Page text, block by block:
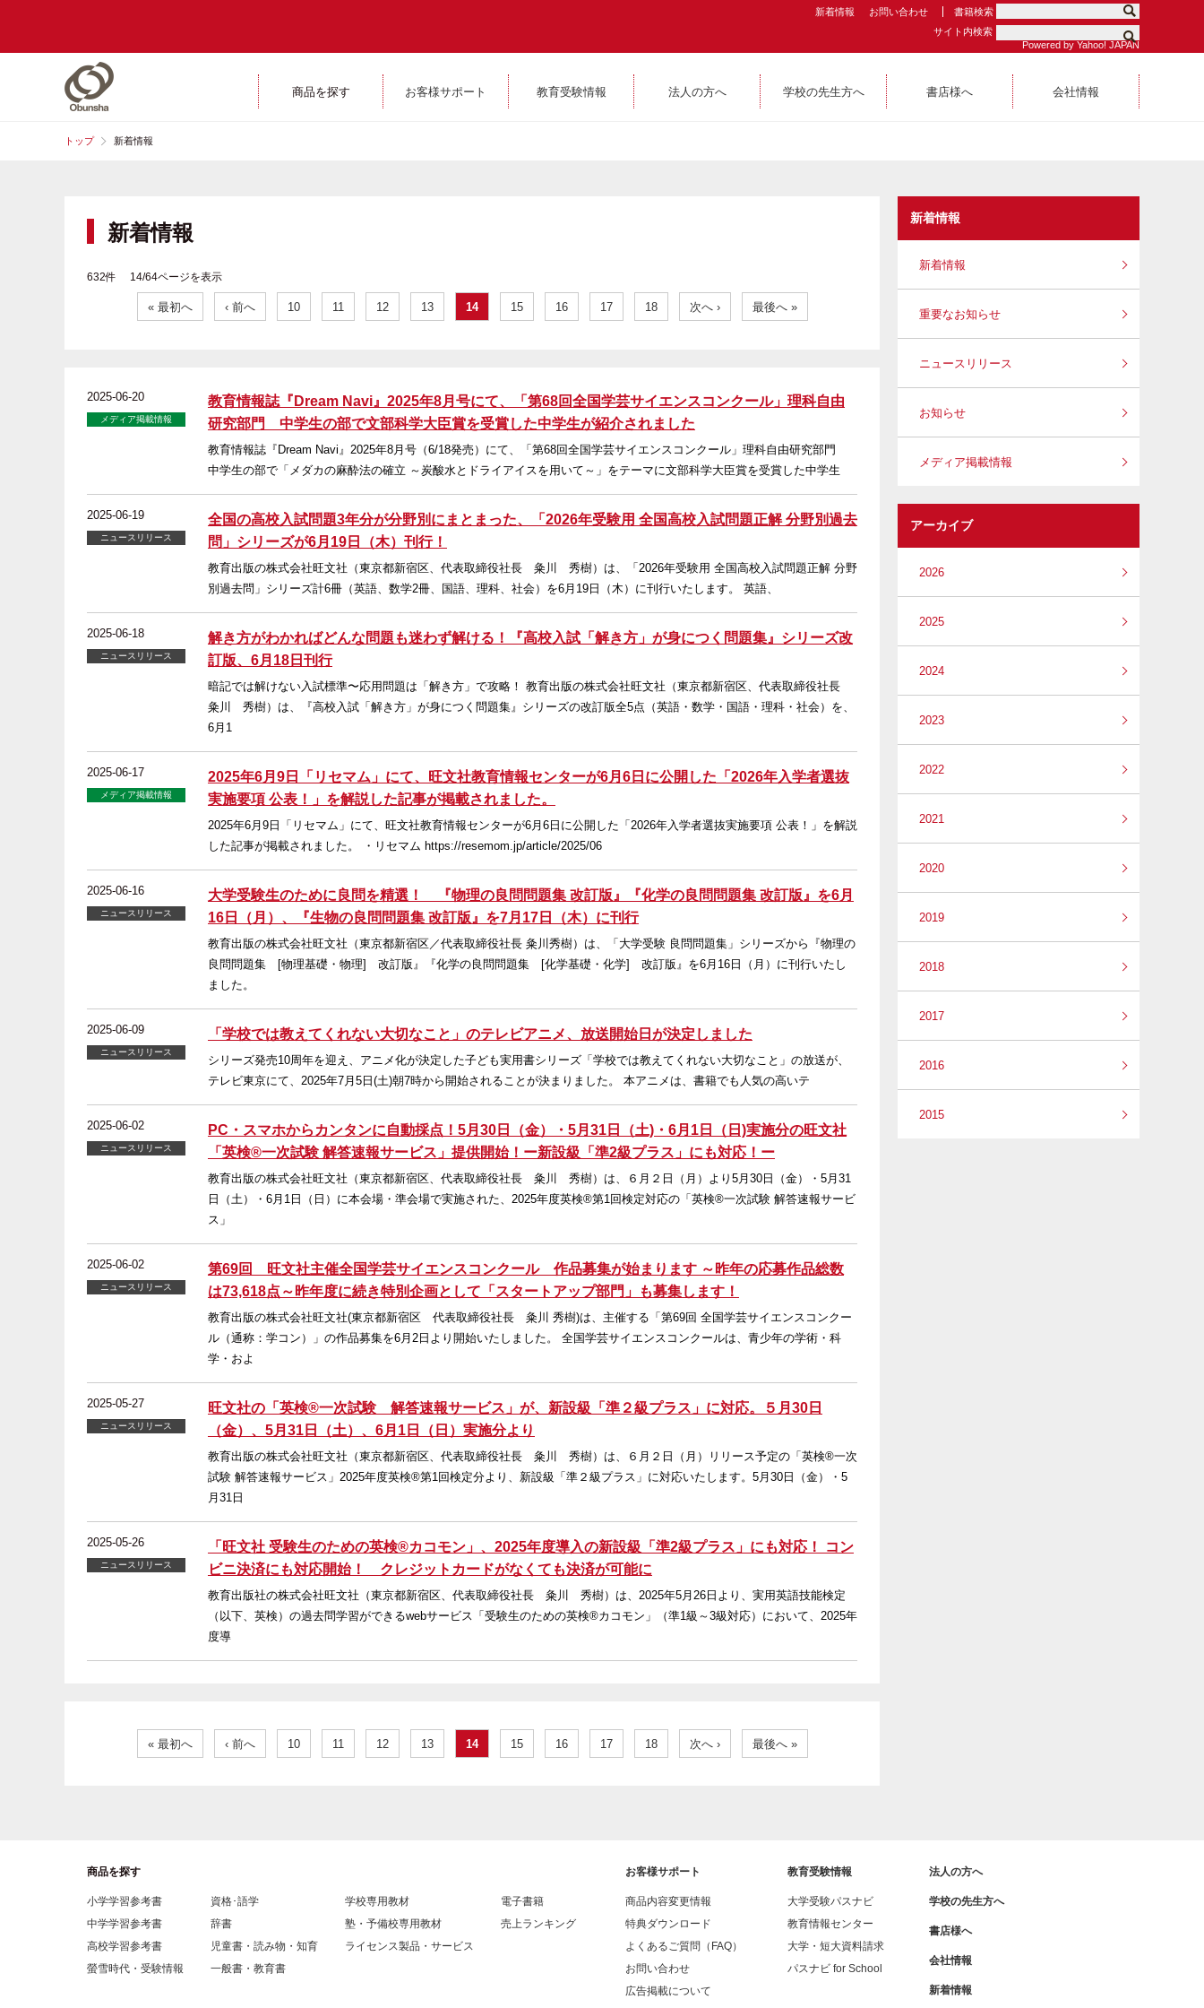
新着情報 お問い合わせ
書籍検索
サイト内検索
Powered by Yahoo! JAPAN
商品を探す お客様サポート 教育受験情報 法人の方へ 学校の先生方へ 書店様へ 会社情報
トップ 新着情報
新着情報
632件 14/64ページを表示
« 最初へ ‹ 前へ 10 11 12 13 14 15 16 17 18 次へ › 最後へ »
2025-06-20
メディア掲載情報
教育情報誌『Dream Navi』2025年8月号にて、「第68回全国学芸サイエンスコンクール」理科自由
研究部門 中学生の部で文部科学大臣賞を受賞した中学生が紹介されました
教育情報誌『Dream Navi』2025年8月号（6/18発売）にて、「第68回全国学芸サイエンスコンクール」理科自由研究部門
中学生の部で「メダカの麻酔法の確立 ～炭酸水とドライアイスを用いて～」をテーマに文部科学大臣賞を受賞した中学生
2025-06-19
ニュースリリース
全国の高校入試問題3年分が分野別にまとまった、「2026年受験用 全国高校入試問題正解 分野別過去
問」シリーズが6月19日（木）刊行！
教育出版の株式会社旺文社（東京都新宿区、代表取締役社長 粂川 秀樹）は、「2026年受験用 全国高校入試問題正解 分野
別過去問」シリーズ計6冊（英語、数学2冊、国語、理科、社会）を6月19日（木）に刊行いたします。 英語、
2025-06-18
ニュースリリース
解き方がわかればどんな問題も迷わず解ける！『高校入試「解き方」が身につく問題集』シリーズ改
訂版、6月18日刊行
暗記では解けない入試標準〜応用問題は「解き方」で攻略！ 教育出版の株式会社旺文社（東京都新宿区、代表取締役社長
粂川 秀樹）は、『高校入試「解き方」が身につく問題集』シリーズの改訂版全5点（英語・数学・国語・理科・社会）を、
6月1
2025-06-17
メディア掲載情報
2025年6月9日「リセマム」にて、旺文社教育情報センターが6月6日に公開した「2026年入学者選抜
実施要項 公表！」を解説した記事が掲載されました。
2025年6月9日「リセマム」にて、旺文社教育情報センターが6月6日に公開した「2026年入学者選抜実施要項 公表！」を解説
した記事が掲載されました。 ・リセマム https://resemom.jp/article/2025/06
2025-06-16
ニュースリリース
大学受験生のために良問を精選！ 『物理の良問問題集 改訂版』『化学の良問問題集 改訂版』を6月
16日（月）、『生物の良問問題集 改訂版』を7月17日（木）に刊行
教育出版の株式会社旺文社（東京都新宿区／代表取締役社長 粂川秀樹）は、「大学受験 良問問題集」シリーズから『物理の
良問問題集 [物理基礎・物理] 改訂版』『化学の良問問題集 [化学基礎・化学] 改訂版』を6月16日（月）に刊行いたし
ました。
2025-06-09
ニュースリリース
「学校では教えてくれない大切なこと」のテレビアニメ、放送開始日が決定しました
シリーズ発売10周年を迎え、アニメ化が決定した子ども実用書シリーズ「学校では教えてくれない大切なこと」の放送が、
テレビ東京にて、2025年7月5日(土)朝7時から開始されることが決まりました。 本アニメは、書籍でも人気の高いテ
2025-06-02
ニュースリリース
PC・スマホからカンタンに自動採点！5月30日（金）・5月31日（土)・6月1日（日)実施分の旺文社
「英検®一次試験 解答速報サービス」提供開始！ー新設級「準2級プラス」にも対応！ー
教育出版の株式会社旺文社（東京都新宿区、代表取締役社長 粂川 秀樹）は、６月２日（月）より5月30日（金）・5月31
日（土）・6月1日（日）に本会場・準会場で実施された、2025年度英検®第1回検定対応の「英検®一次試験 解答速報サービ
ス」
2025-06-02
ニュースリリース
第69回 旺文社主催全国学芸サイエンスコンクール 作品募集が始まります ～昨年の応募作品総数
は73,618点～昨年度に続き特別企画として「スタートアップ部門」も募集します！
教育出版の株式会社旺文社(東京都新宿区 代表取締役社長 粂川 秀樹)は、主催する「第69回 全国学芸サイエンスコンクー
ル（通称：学コン）」の作品募集を6月2日より開始いたしました。 全国学芸サイエンスコンクールは、青少年の学術・科
学・およ
2025-05-27
ニュースリリース
旺文社の「英検®一次試験 解答速報サービス」が、新設級「準２級プラス」に対応。５月30日
（金）、5月31日（土）、6月1日（日）実施分より
教育出版の株式会社旺文社（東京都新宿区、代表取締役社長 粂川 秀樹）は、６月２日（月）リリース予定の「英検®一次
試験 解答速報サービス」2025年度英検®第1回検定分より、新設級「準２級プラス」に対応いたします。5月30日（金）・5
月31日
2025-05-26
ニュースリリース
「旺文社 受験生のための英検®カコモン」、2025年度導入の新設級「準2級プラス」にも対応！ コン
ビニ決済にも対応開始！ クレジットカードがなくても決済が可能に
教育出版社の株式会社旺文社（東京都新宿区、代表取締役社長 粂川 秀樹）は、2025年5月26日より、実用英語技能検定
（以下、英検）の過去問学習ができるwebサービス「受験生のための英検®カコモン」（準1級～3級対応）において、2025年
度導
« 最初へ ‹ 前へ 10 11 12 13 14 15 16 17 18 次へ › 最後へ »
新着情報
新着情報
重要なお知らせ
ニュースリリース
お知らせ
メディア掲載情報
アーカイブ
2026
2025
2024
2023
2022
2021
2020
2019
2018
2017
2016
2015
商品を探す
小学学習参考書
中学学習参考書
高校学習参考書
螢雪時代・受験情報
資格･語学
辞書
児童書・読み物・知育
一般書・教育書
学校専用教材
塾・予備校専用教材
ライセンス製品・サービス
電子書籍
売上ランキング
お客様サポート
商品内容変更情報
特典ダウンロード
よくあるご質問（FAQ）
お問い合わせ
広告掲載について
教育受験情報
大学受験パスナビ
教育情報センター
大学・短大資料請求
パスナビ for School
法人の方へ
学校の先生方へ
書店様へ
会社情報
新着情報